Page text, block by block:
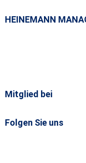
HEINEMANN
Mitglied bei
Folgen Sie uns